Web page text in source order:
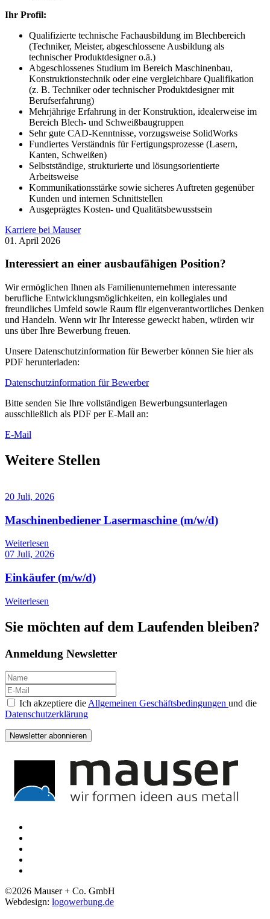
Ihr Profil:
Qualifizierte technische Fachausbildung im Blechbereich
(Techniker, Meister, abgeschlossene Ausbildung als
technischer Produktdesigner o.ä.)
Abgeschlossenes Studium im Bereich Maschinenbau,
Konstruktionstechnik oder eine vergleichbare Qualifikation
(z. B. Techniker oder technischer Produktdesigner mit
Berufserfahrung)
Mehrjährige Erfahrung in der Konstruktion, idealerweise im
Bereich Blech- und Schweißbaugruppen
Sehr gute CAD-Kenntnisse, vorzugsweise SolidWorks
Fundiertes Verständnis für Fertigungsprozesse (Lasern,
Kanten, Schweißen)
Selbstständige, strukturierte und lösungsorientierte
Arbeitsweise
Kommunikationsstärke sowie sicheres Auftreten gegenüber
Kunden und internen Schnittstellen
Ausgeprägtes Kosten- und Qualitätsbewusstsein
Karriere bei Mauser
01. April 2026
Interessiert an einer ausbaufähigen Position?
Wir ermöglichen Ihnen als Familienunternehmen interessante
berufliche Entwicklungsmöglichkeiten, ein kollegiales und
freundliches Umfeld sowie Raum für eigenverantwortliches Denken
und Handeln. Wenn wir Ihr Interesse geweckt haben, würden wir
uns über Ihre Bewerbung freuen.
Unsere Datenschutzinformation für Bewerber können Sie hier als
PDF herunterladen:
Datenschutzinformation für Bewerber
Bitte senden Sie Ihre vollständigen Bewerbungsunterlagen
ausschließlich als PDF per E-Mail an:
E-Mail
Weitere Stellen
20 Juli, 2026
Maschinenbediener Lasermaschine (m/w/d)
Weiterlesen
07 Juli, 2026
Einkäufer (m/w/d)
Weiterlesen
Sie möchten auf dem Laufenden bleiben?
Anmeldung Newsletter
Ich akzeptiere die Allgemeinen Geschäftsbedingungen und die
Datenschutzerklärung
Newsletter abonnieren
©2026 Mauser + Co. GmbH
Webdesign: logowerbung.de